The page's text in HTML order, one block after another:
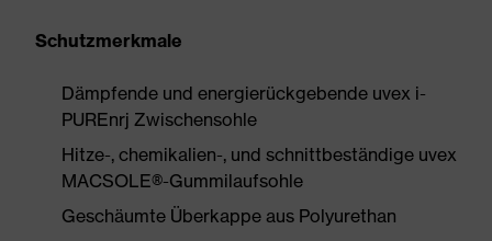
Schutzmerkmale
Dämpfende und energierückgebende uvex i-
PUREnrj Zwischensohle
Hitze-, chemikalien-, und schnittbeständige uvex
MACSOLE®-Gummilaufsohle
Geschäumte Überkappe aus Polyurethan